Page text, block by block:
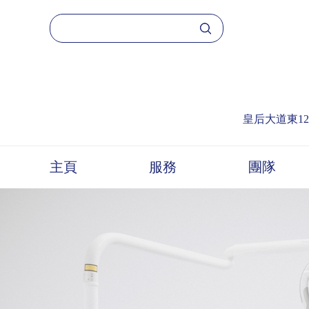
皇后大道東
主頁 服務 團隊